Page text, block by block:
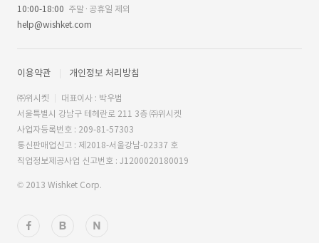
10:00-18:00 주말·공휴일 제외
help@wishket.com
이용약관 개인정보 처리방침
㈜위시켓
대표이사 : 박우범
서울특별시 강남구 테헤란로 211 3층 ㈜위시켓
사업자등록번호 : 209-81-57303
통신판매업신고 : 제2018-서울강남-02337 호
직업정보제공사업 신고번호 : J1200020180019
© 2013 Wishket Corp.